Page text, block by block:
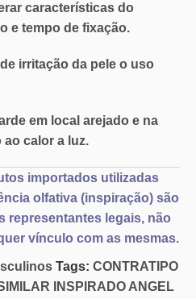
características do
e tempo de fixação.
irritação da pele o uso
em local arejado e na
calor a luz.
importados utilizadas
olfativa(inspiração) são
representantes legais, não
vínculo com as mesmas.
Tags: CONTRATIPO
INSPIRADO ANGEL